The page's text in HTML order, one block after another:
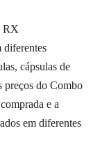
RX
diferentes
cápsulas de
preços do Combo
e a
em diferentes